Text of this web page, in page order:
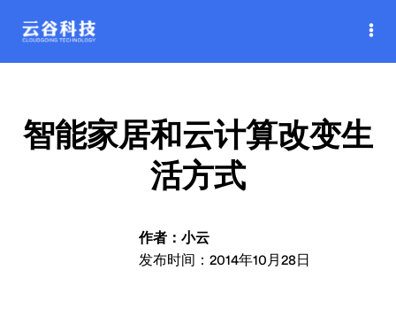
智能家居和云计算改变生
活方式
作者：小云
发布时间：2014年10月28日